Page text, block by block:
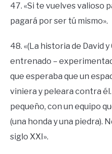
47. «Si te vuelves valioso
pagará por ser tú mismo».
48. «(La historia de David
entrenado –
que esperaba que un
viniera y peleara contra
pequeño, con un equipo
(una honda y una piedra).
siglo XXI».